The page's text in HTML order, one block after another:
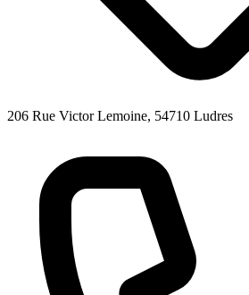
206 Rue Victor Lemoine, 54710 Ludres